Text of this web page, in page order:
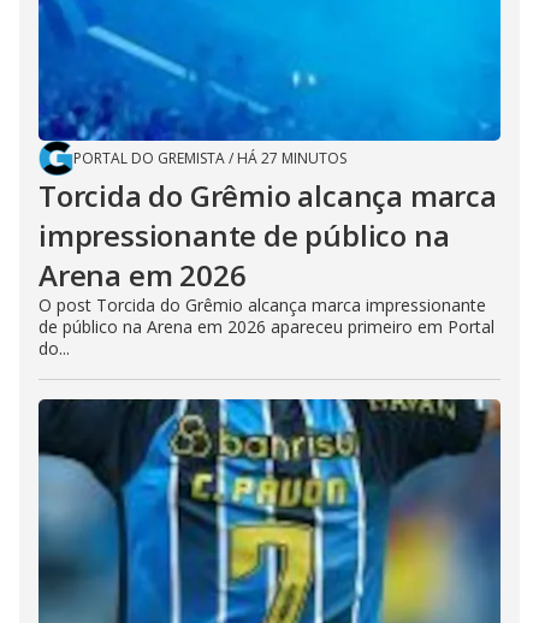
PORTAL DO GREMISTA/ HÁ 27 MINUTOS
Torcida do Grêmio alcança marca
impressionante de público na
Arena em 2026
O post Torcida do Grêmio alcança marca impressionante
de público na Arena em 2026 apareceu primeiro em Portal
do...